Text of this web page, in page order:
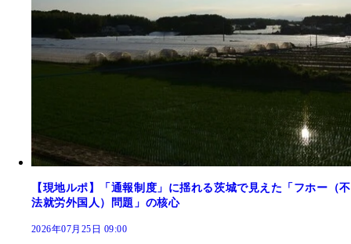
【現地ルポ】「通報制度」に揺れる茨城で見えた「フホー（不
法就労外国人）問題」の核心
2026年07月25日 09:00